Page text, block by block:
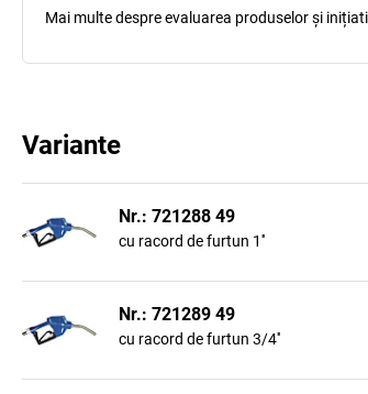
Mai multe despre evaluarea produselor și
Variante
Nr.: 721288 49
cu racord de furtun 1''
Nr.: 721289 49
cu racord de furtun 3/4''